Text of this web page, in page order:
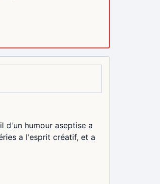
d'un humour aseptise a
a l'esprit créatif, et a